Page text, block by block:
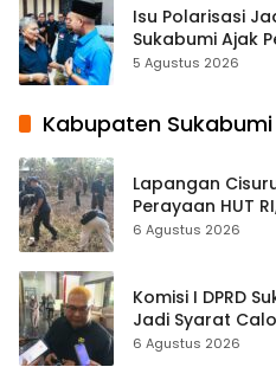
Isu Polarisasi
Sukabumi Ajak
Kebangsaan
5 Agustus 2026
Kabupaten Sukabumi
Lapangan
Perayaan HUT
Warga Satukan
6 Agustus 2026
Komisi I DPRD
Jadi Syarat
6 Agustus 2026